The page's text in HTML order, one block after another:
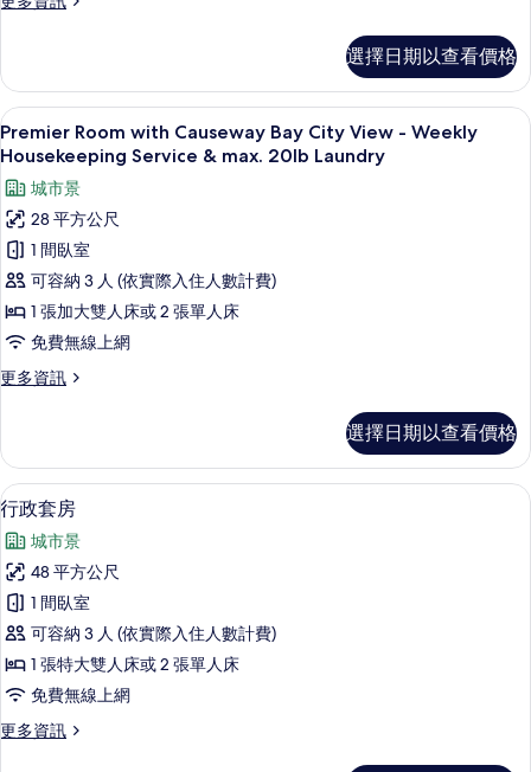
Laundry
的
所
有
相
片
-
Weekly
Housekeeping
Service
max.
20lb
Laundry
的
詳
選擇日期以查看價格
顯
示
Premier
Room
with
Causeway
Bay
City
View
-
Service
&
max.
20lb
Laundry
的
所
有
相
低過敏寢具、羽絨被、迷你吧、客房
8
Premier Room with Causeway Bay City View - Weekly
Housekeeping Service & max. 20lb Laundry
城市景
28 平方公尺
1 間臥室
可容納 3 人 (依實際入住人數計費)
1 張加大雙人床或 2 張單人床
免費無線上網
更多資訊
更
with
Causeway
Bay
City
View
Weekly
Housekeeping
Service
&
max.
20lb
的
選擇日期以查看價格
顯
示
行
政
套
房
的
所
有
行政套房 | 低過敏寢具、羽絨被、迷
12
行政套房
城市景
48 平方公尺
1 間臥室
可容納 3 人 (依實際入住人數計費)
1 張特大雙人床或 2 張單人床
免費無線上網
更多資訊
更